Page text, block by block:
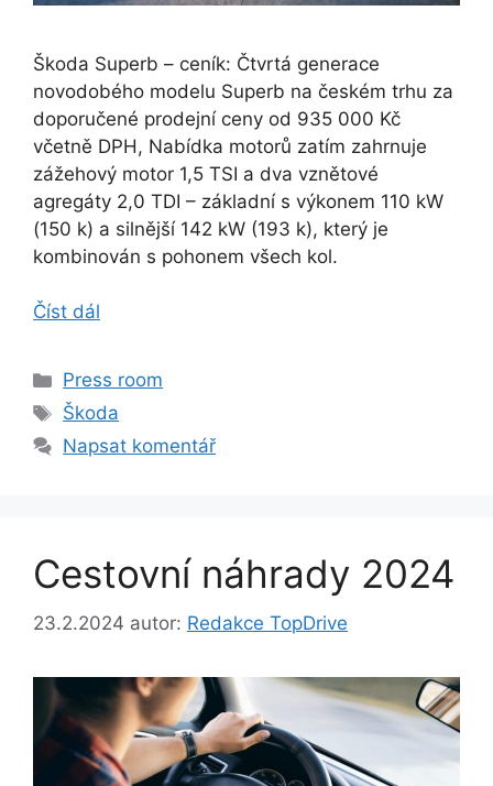
Škoda Superb – ceník: Čtvrtá generace
novodobého modelu Superb na českém trhu za
doporučené prodejní ceny od 935 000 Kč
včetně DPH, Nabídka motorů zatím zahrnuje
zážehový motor 1,5 TSI a dva vznětové
agregáty 2,0 TDI – základní s výkonem 110 kW
(150 k) a silnější 142 kW (193 k), který je
kombinován s pohonem všech kol.
Číst dál
Rubriky
Press room
Štítky
Škoda
Napsat komentář
Cestovní náhrady 2024
23.2.2024 autor: Redakce TopDrive